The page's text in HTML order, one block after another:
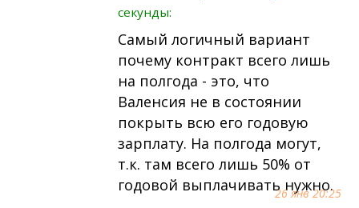
26 янв 20:25
секунды:
Самый логичный вариант
почему контракт всего лишь
на полгода - это, что
Валенсия не в состоянии
покрыть всю его годовую
зарплату. На полгода могут,
т.к. там всего лишь 50% от
годовой выплачивать нужно.